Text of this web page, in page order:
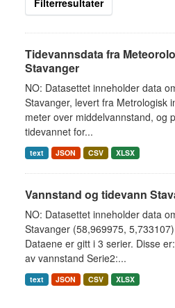
Filterresultater
Tidevannsdata fra
Stavanger
NO: Datasettet inneholder data
Stavanger, levert fra Metrologisk
meter over middelvannstand, og
tidevannet for...
text JSON CSV XLSX
Vannstand og tidevann
NO: Datasettet inneholder data
Stavanger (58,969975,
Dataene er gitt i 3 serier. Disse
av vannstand Serie2:...
text JSON CSV XLSX